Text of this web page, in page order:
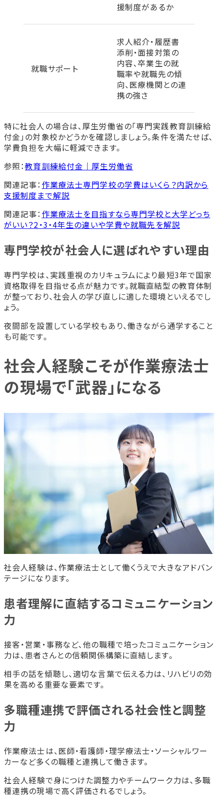
援制度があるか
就職サポート
求人紹介・履歴書
添削・面接対策の
内容、卒業生の就
職率や就職先の傾
向、医療機関との連
携の強さ
特に社会人の場合は、厚生労働省の「専門実践教育訓練給
付金」の対象校かどうかを確認しましょう。条件を満たせば、
学費負担を大幅に軽減できます。
参照：教育訓練給付金｜厚生労働省
関連記事：作業療法士専門学校の学費はいくら？内訳から
支援制度まで解説
関連記事：作業療法士を目指すなら専門学校と大学どっち
がいい？2・3・4年生の違いや学費や就職先を解説
専門学校が社会人に選ばれやすい理由
専門学校は、実践重視のカリキュラムにより最短3年で国家
資格取得を目指せる点が魅力です。就職直結型の教育体制
が整っており、社会人の学び直しに適した環境といえるでし
ょう。
夜間部を設置している学校もあり、働きながら通学すること
も可能です。
社会人経験こそが作業療法士
の現場で「武器」になる
社会人経験は、作業療法士として働くうえで大きなアドバン
テージになります。
患者理解に直結するコミュニケーション
力
接客・営業・事務など、他の職種で培ったコミュニケーション
力は、患者さんとの信頼関係構築に直結します。
相手の話を傾聴し、適切な言葉で伝える力は、リハビリの効
果を高める重要な要素です。
多職種連携で評価される社会性と調整
力
作業療法士は、医師・看護師・理学療法士・ソーシャルワー
カーなど多くの職種と連携して働きます。
社会人経験で身につけた調整力やチームワーク力は、多職
種連携の現場で高く評価されるでしょう。